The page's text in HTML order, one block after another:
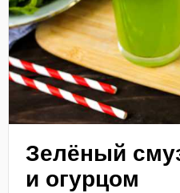
Зелёный
и огурцом